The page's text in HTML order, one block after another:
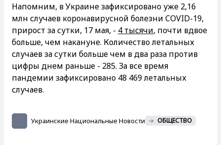
Напомним, в Украине зафиксировано уже 2,16
млн случаев коронавирусной болезни COVID-19,
прирост за сутки, 17 мая, - 4 тысячи, почти вдвое
больше, чем накануне. Количество летальных
случаев за сутки больше чем в два раза против
цифры днем раньше - 285. За все время
пандемии зафиксировано 48 469 летальных
случаев.
Украинские Национальные Новости ОБЩЕСТВО